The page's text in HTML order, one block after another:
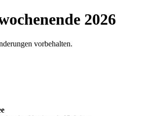
2026
vorbehalten.